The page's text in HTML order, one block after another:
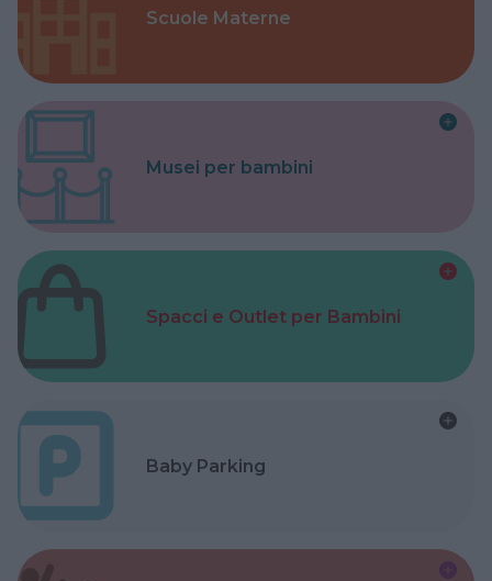
Scuole Materne
Musei per bambini
Spacci e Outlet per Bambini
Baby Parking